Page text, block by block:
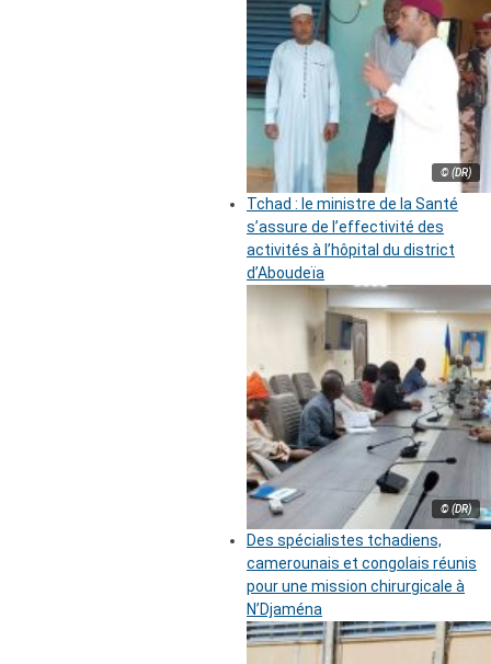
© (DR)
Tchad : le ministre de la Santé
s’assure de l’effectivité des
activités à l’hôpital du district
d’Aboudeïa
© (DR)
Des spécialistes tchadiens,
camerounais et congolais réunis
pour une mission chirurgicale à
N’Djaména